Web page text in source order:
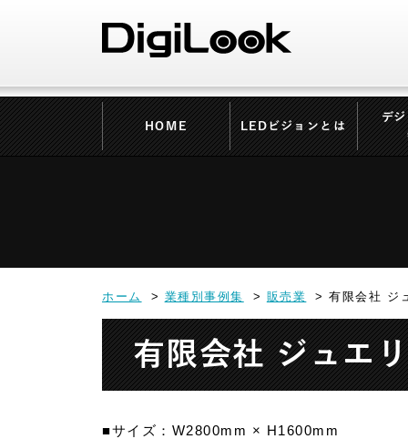
HOME LEDビジョンとは
デ
ホーム 業種別事例集 販売業 有限会社 ジ
有限会社 ジュエ
■サイズ：W2800mm × H1600mm